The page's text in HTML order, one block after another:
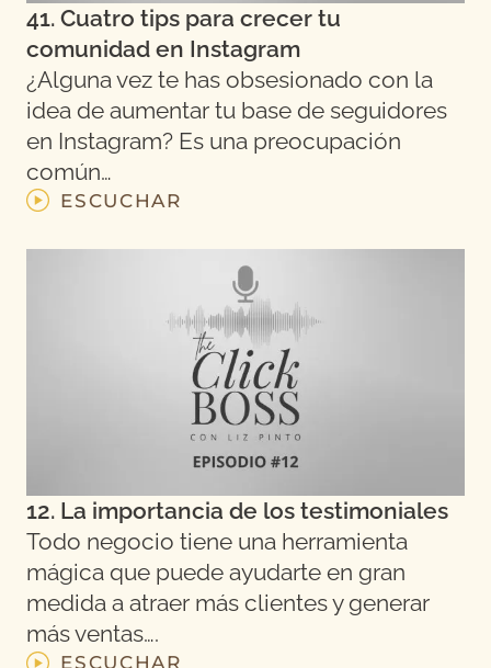
41. Cuatro tips para crecer tu
comunidad en Instagram
¿Alguna vez te has obsesionado con la
idea de aumentar tu base de seguidores
en Instagram? Es una preocupación
común…
ESCUCHAR
12. La importancia de los testimoniales
Todo negocio tiene una herramienta
mágica que puede ayudarte en gran
medida a atraer más clientes y generar
más ventas….
ESCUCHAR